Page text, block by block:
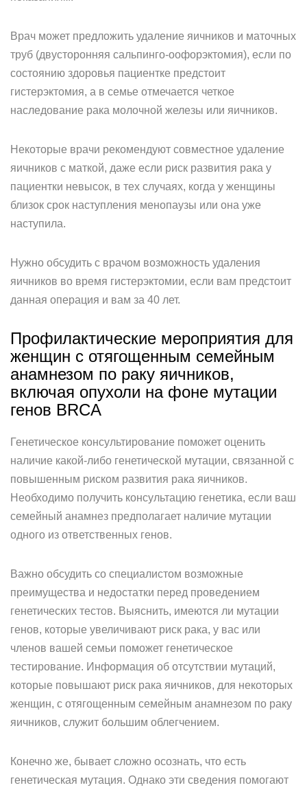
Врач может предложить удаление яичников и маточных
труб (двусторонняя сальпинго-оофорэктомия), если по
состоянию здоровья пациентке предстоит
гистерэктомия, а в семье отмечается четкое
наследование рака молочной железы или яичников.
Некоторые врачи рекомендуют совместное удаление
яичников с маткой, даже если риск развития рака у
пациентки невысок, в тех случаях, когда у женщины
близок срок наступления менопаузы или она уже
наступила.
Нужно обсудить с врачом возможность удаления
яичников во время гистерэктомии, если вам предстоит
данная операция и вам за 40 лет.
Профилактические мероприятия для
женщин с отягощенным семейным
анамнезом по раку яичников,
включая опухоли на фоне мутации
генов BRCA
Генетическое консультирование поможет оценить
наличие какой-либо генетической мутации, связанной с
повышенным риском развития рака яичников.
Необходимо получить консультацию генетика, если ваш
семейный анамнез предполагает наличие мутации
одного из ответственных генов.
Важно обсудить со специалистом возможные
преимущества и недостатки перед проведением
генетических тестов. Выяснить, имеются ли мутации
генов, которые увеличивают риск рака, у вас или
членов вашей семьи поможет генетическое
тестирование. Информация об отсутствии мутаций,
которые повышают риск рака яичников, для некоторых
женщин, с отягощенным семейным анамнезом по раку
яичников, служит большим облегчением.
Конечно же, бывает сложно осознать, что есть
генетическая мутация. Однако эти сведения помогают